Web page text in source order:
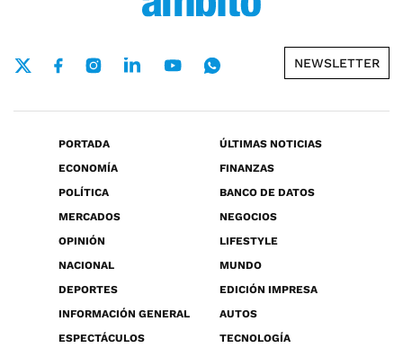
NEWSLETTER
PORTADA
ÚLTIMAS NOTICIAS
ECONOMÍA
FINANZAS
POLÍTICA
BANCO DE DATOS
MERCADOS
NEGOCIOS
OPINIÓN
LIFESTYLE
NACIONAL
MUNDO
DEPORTES
EDICIÓN IMPRESA
INFORMACIÓN GENERAL
AUTOS
ESPECTÁCULOS
TECNOLOGÍA